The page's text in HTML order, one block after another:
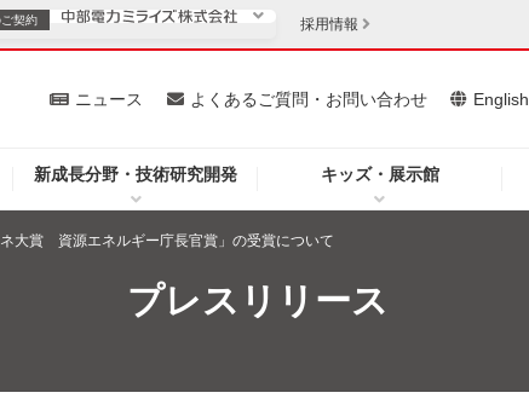
新成長分野・技術研究開発 キッズ・展示館
ニュース よくあるご質問・お問い合わせ English
安定供給
企業情報
ご契約
さま 法人のお客さま
採用情報
大賞 資源エネルギー庁長官賞」の受賞について
プレスリリース